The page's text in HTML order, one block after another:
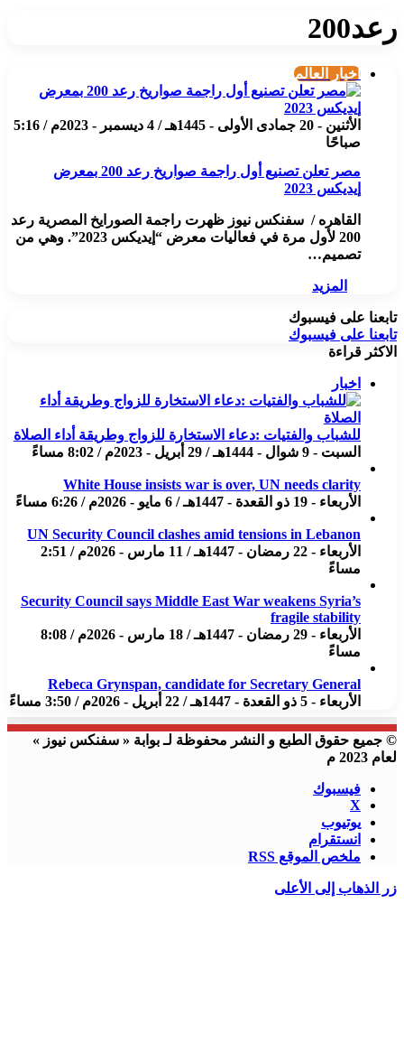
رعد200
أخبار العالم
الأثنين - 20 جمادى الأولى - 1445هـ / 4 ديسمبر - 2023م / 5:16
صباحًا
مصر تعلن تصنيع أول راجمة صواريخ رعد 200 بمعرض
إيديكس 2023
القاهره / سفنكس نيوز ظهرت راجمة الصورايخ المصرية رعد
200 لأول مرة في فعاليات معرض “إيديكس 2023”. وهي من
تصميم…
المزيد
تابعنا على فيسبوك
تابعنا على فيسبوك
الاكثر قراءة
اخبار
للشباب والفتيات :دعاء الاستخارة للزواج وطريقة أداء الصلاة
السبت - 9 شوال - 1444هـ / 29 أبريل - 2023م / 8:02 مساءً
White House insists war is over, UN needs clarity
الأربعاء - 19 ذو القعدة - 1447هـ / 6 مايو - 2026م / 6:26 مساءً
UN Security Council clashes amid tensions in Lebanon
الأربعاء - 22 رمضان - 1447هـ / 11 مارس - 2026م / 2:51
مساءً
Security Council says Middle East War weakens Syria’s
fragile stability
الأربعاء - 29 رمضان - 1447هـ / 18 مارس - 2026م / 8:08
مساءً
Rebeca Grynspan, candidate for Secretary General
الأربعاء - 5 ذو القعدة - 1447هـ / 22 أبريل - 2026م / 3:50 مساءً
© جميع حقوق الطبع و النشر محفوظة لـ بوابة « سفنكس نيوز »
لعام 2023 م
فيسبوك
X
يوتيوب
انستقرام
ملخص الموقع RSS
زر الذهاب إلى الأعلى